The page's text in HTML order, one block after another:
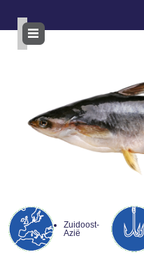
inhoud
Zuidoost-
Azië